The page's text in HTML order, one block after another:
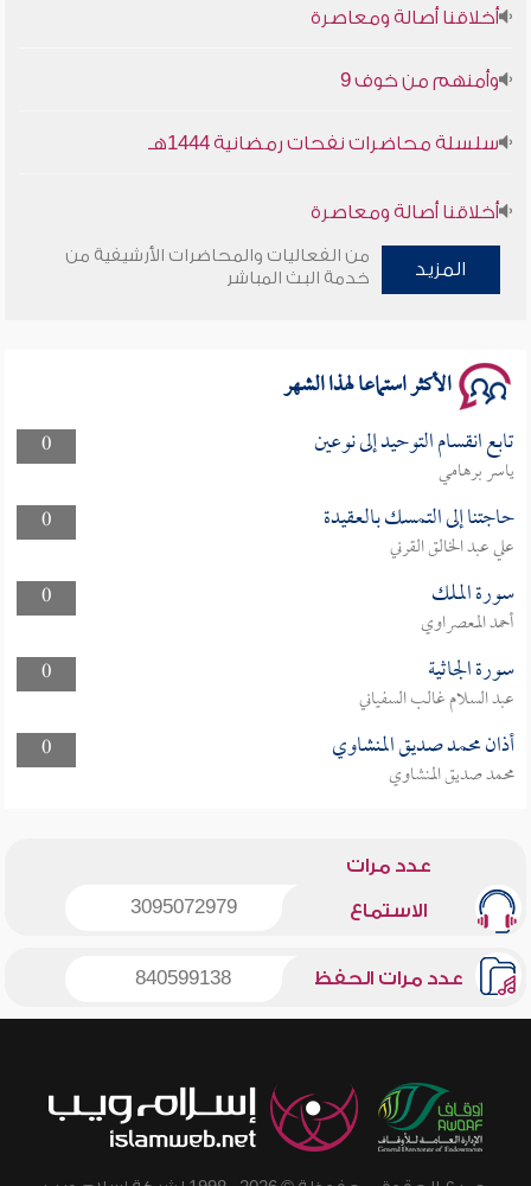
أخلاقنا أصالة ومعاصرة
وأمنهم من خوف 9
سلسلة محاضرات نفحات رمضانية 1444هـ
أخلاقنا أصالة ومعاصرة
وأمنهم من خوف 9
المزيد
من الفعاليات والمحاضرات الأرشيفية من
خدمة البث المباشر
الأكثر استماعا لهذا الشهر
0 تابع انقسام التوحيد إلى نوعين
ياسر برهامي
0
حاجتنا إلى التمسك بالعقيدة
علي عبد الخالق القرني
0
سورة الملك
أحمد المعصراوي
0
سورة الجاثية
عبد السلام غالب السفياني
0
أذان محمد صديق المنشاوي
محمد صديق المنشاوي
عدد مرات
الاستماع 3095072979
عدد مرات الحفظ 840599138